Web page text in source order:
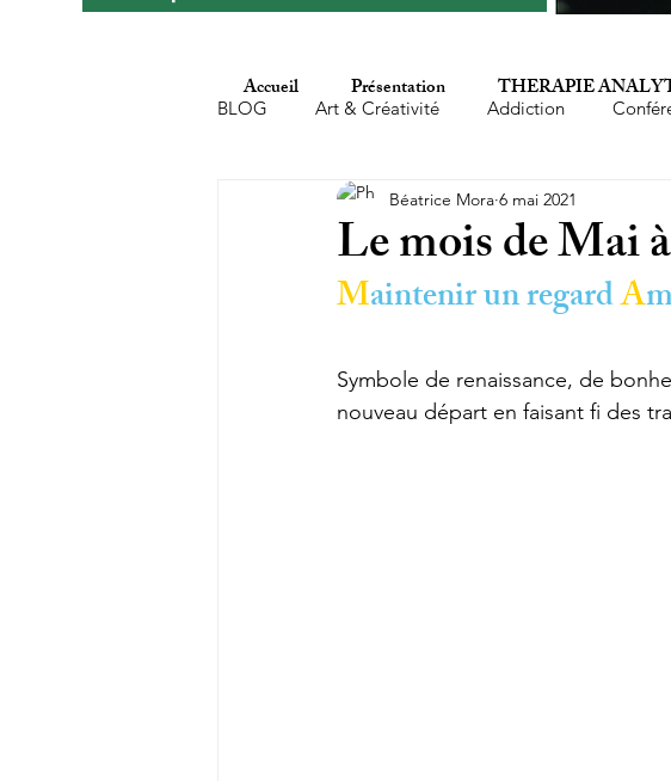
BLOG Art & Créativité Addiction
Education populaire Enfants
Hypersensibilité Littérature Mère
Psychothérapie institutionnelle Réflexions
Le mois de Mai
Béatrice Mora 6 mai 2021
Maintenir un regard A
Symbole de renaissance, de
nouveau départ en faisant fi des
Accueil Présentation THERAPIE